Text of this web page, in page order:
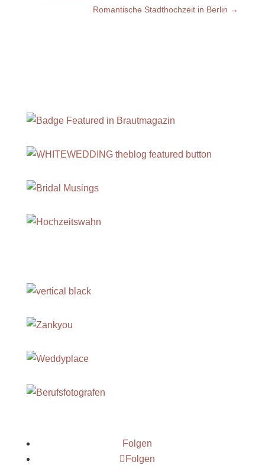
Romantische Stadthochzeit in Berlin →
Folgen
Folgen